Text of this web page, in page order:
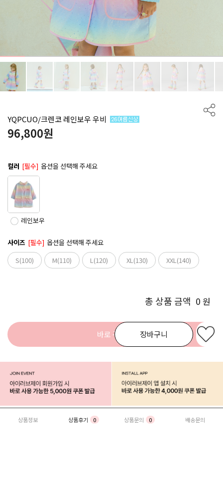
YQPCUO/크렌코 레인보우 우비
96,800원
컬러 [필수] 옵션을 선택해 주세요
레인보우
사이즈 [필수] 옵션을 선택해 주세요
S(100)
M(110) L(120) XL(130) XXL(140)
총 상품 금액 0 원
장바구니
바로 구매
상품정보 상품후기 0 상품문의 0 배송문의